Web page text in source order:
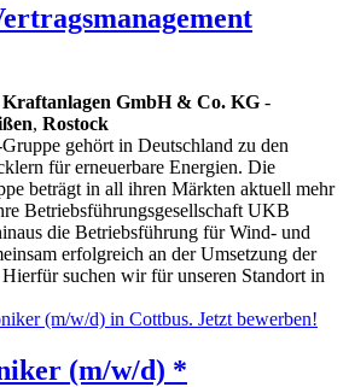
GmbH & Co. KG -
, Rostock
gehört in Deutschland zu den
für erneuerbare Energien. Die
beträgt in all ihren Märkten aktuell mehr
Betriebsführungsgesellschaft UKB
die Betriebsführung für Wind- und
erfolgreich an der Umsetzung der
suchen wir für unseren Standort in
(m/w/d) *